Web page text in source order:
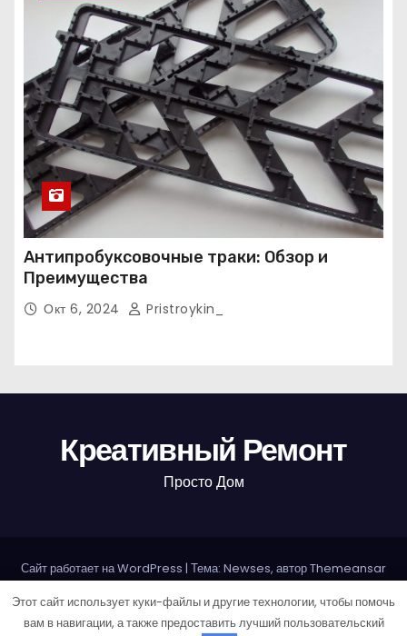
Антипробуксовочные траки: Обзор и
Преимущества
Окт 6, 2024 Pristroykin_
Креативный Ремонт
Просто Дом
Сайт работает на WordPress | Тема: Newses, авторThemeansar
Home Sample Page
Авторам и правообладателям
Этот сайт использует куки-файлы и другие технологии, чтобы помочь
вам в навигации, а также предоставить лучший пользовательский